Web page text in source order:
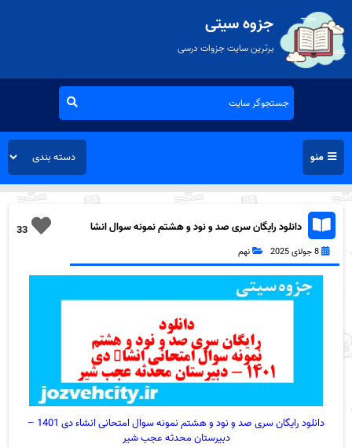
جزوه سیتی
برترین سایت جزوات درسی
منو
33
دانلود رایگان سری صد و نود و هشتم نمونه سوال انشا
نهم به همراه pdf
8 جولای 2025 نهم
دانلود رایگان سری صد و نود و هشتم نمونه سوال امتحانی انشاء دی 1401 –
دبیرستان محدثه عجب شیر